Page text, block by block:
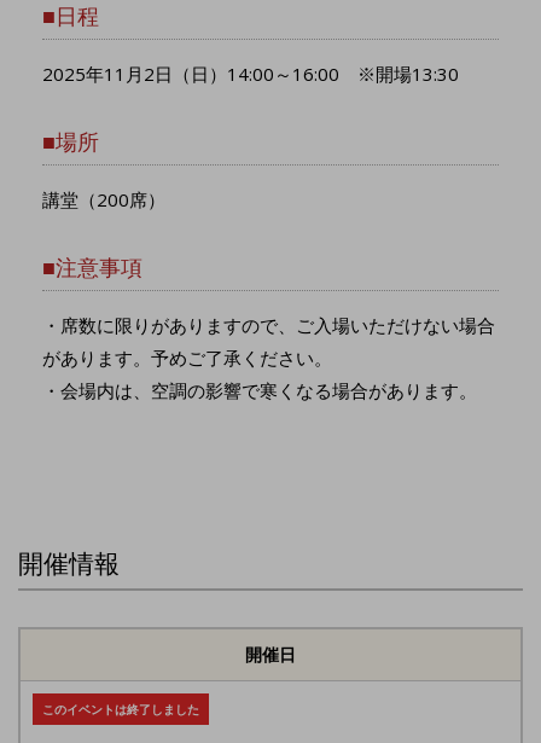
■日程
2025年11月2日（日）14:00～16:00 ※開場13:30
■場所
講堂（200席）
■注意事項
・席数に限りがありますので、ご入場いただけない場合
があります。予めご了承ください。
・会場内は、空調の影響で寒くなる場合があります。
開催情報
開催日
このイベントは終了しました